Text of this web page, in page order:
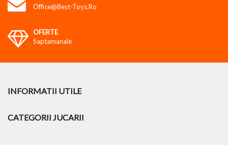
Office@best-Toys.ro
OFERTE
Saptamanale
INFORMATII UTILE
CATEGORII JUCARII